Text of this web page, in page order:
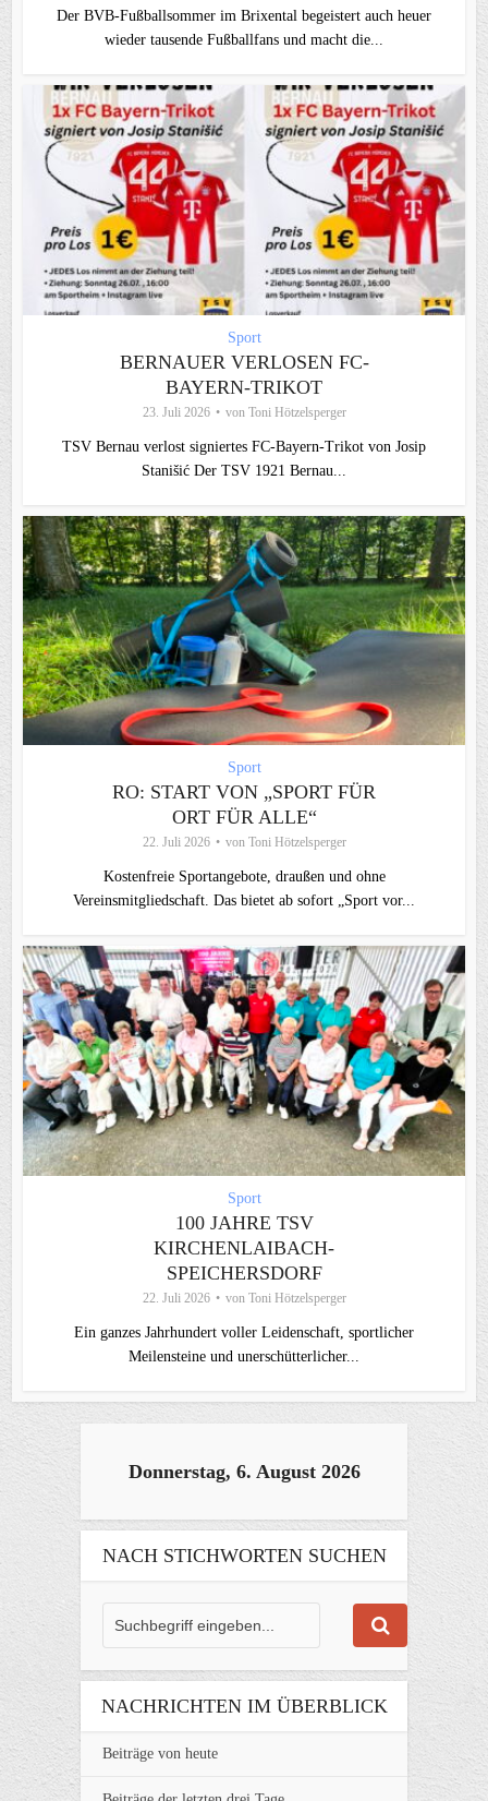
Der BVB-Fußballsommer im Brixental begeistert auch heuer
wieder tausende Fußballfans und macht die...
Sport
BERNAUER VERLOSEN FC-
BAYERN-TRIKOT
23. Juli 2026 von Toni Hötzelsperger
TSV Bernau verlost signiertes FC‑Bayern‑Trikot von Josip
Stanišić Der TSV 1921 Bernau...
Sport
RO: START VON „SPORT FÜR
ORT FÜR ALLE“
22. Juli 2026 von Toni Hötzelsperger
Kostenfreie Sportangebote, draußen und ohne
Vereinsmitgliedschaft. Das bietet ab sofort „Sport vor...
Sport
100 JAHRE TSV
KIRCHENLAIBACH-
SPEICHERSDORF
22. Juli 2026 von Toni Hötzelsperger
Ein ganzes Jahrhundert voller Leidenschaft, sportlicher
Meilensteine und unerschütterlicher...
Donnerstag, 6. August 2026
NACH STICHWORTEN SUCHEN
NACHRICHTEN IM ÜBERBLICK
Beiträge von heute